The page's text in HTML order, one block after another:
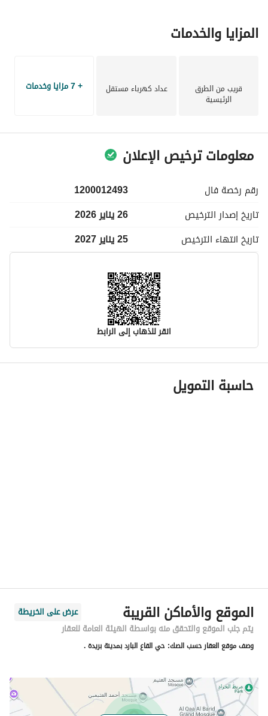
المزايا والخدمات
قريب من الطرق
الرئيسية
عداد كهرباء مستقل + 7 مزايا وخدمات
معلومات ترخيص الإعلان
رقم رخصة فال
1200012493
تاريخ إصدار الترخيص
26 يناير 2026
تاريخ انتهاء الترخيص 25 يناير 2027
انقر للذهاب إلى الرابط
معلومات مسؤول الإعلان
اسم المسؤول
رقم المبنى
0000
الرقم الاضافي
0000
خط العرض
26.346386726860974
خط الطول
44.02406636112793
حاسبة التمويل
الموقع والأماكن القريبة
عرض على الخريطة
يتم جلب الموقع والتحقق منه بواسطة الهيئة العامة للعقار
وصف موقع العقار حسب الصك: حي القاع البارد بمدينة بريدة .